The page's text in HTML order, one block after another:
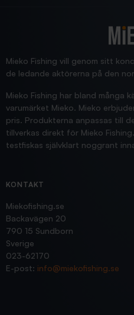
Jensa
Mieko Fishing vill genom sitt
de ledande aktörerna på den
Mieko Fishing har bland många
varumärket Mieko. Mieko
pris. Produkterna anpassas till
tillverkas direkt för Mieko
testfiskas självklart noggrant
KONTAKT
Miekofishing.se
Backavägen 20
790 15 Sundborn
Sverige
023-62170
E-post: info@miekofishing.se